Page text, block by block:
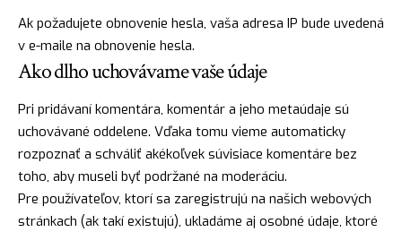
Ak požadujete obnovenie hesla, vaša adresa IP bude uvedená
v e-maile na obnovenie hesla.
Ako dlho uchovávame vaše údaje
Pri pridávaní komentára, komentár a jeho metaúdaje sú
uchovávané oddelene. Vďaka tomu vieme automaticky
rozpoznať a schváliť akékoľvek súvisiace komentáre bez
toho, aby museli byť podržané na moderáciu.
Pre používateľov, ktorí sa zaregistrujú na našich webových
stránkach (ak takí existujú), ukladáme aj osobné údaje, ktoré